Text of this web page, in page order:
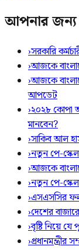
আপনার জন্য
›সরকারি
›আজকে
›আজকে
আপডেট
›২০২৮ কোপা
মানবেন?
›সাকিব আল
›নতুন পে-
›আজকে
›নতুন পে-
›এসএসসির ফল
›দেশের
›বৃষ্টি নিয়ে
›